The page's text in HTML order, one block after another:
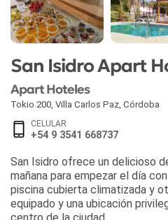
San Isidro Apart
Apart Hoteles
Tokio 200 Villa Carlos Paz Córdoba
CELULAR
+54 9 3541 668737
San Isidro ofrece un delicioso
mañana para empezar el día
piscina cubierta climatizada y
equipado y una ubicación